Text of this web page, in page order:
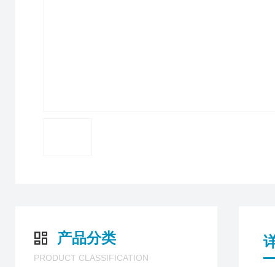
产品分类
PRODUCT CLASSIFICATION